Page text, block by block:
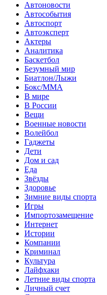
Автоновости
Автособытия
Автоспорт
Автоэксперт
Актеры
Аналитика
Баскетбол
Безумный мир
Биатлон/Лыжи
Бокс/MMA
В мире
В России
Вещи
Военные новости
Волейбол
Гаджеты
Дети
Дом и сад
Еда
Звёзды
Здоровье
Зимние виды спорта
Игры
Импортозамещение
Интернет
Истории
Компании
Криминал
Культура
Лайфхаки
Летние виды спорта
Личный счет